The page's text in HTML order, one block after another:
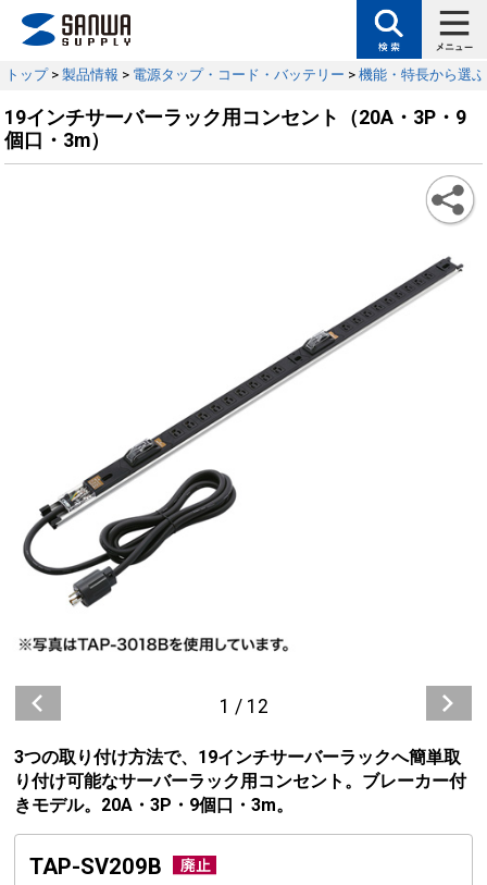
トップ> 製品情報 > 電源タップ・コード・バッテリー > 機能・特長から選ぶ
19インチサーバーラック用コンセント（20A・3P・9
個口・3m）
1 / 12
3つの取り付け方法で、19インチサーバーラックへ簡単取
り付け可能なサーバーラック用コンセント。ブレーカー付
きモデル。20A・3P・9個口・3m。
TAP-SV209B